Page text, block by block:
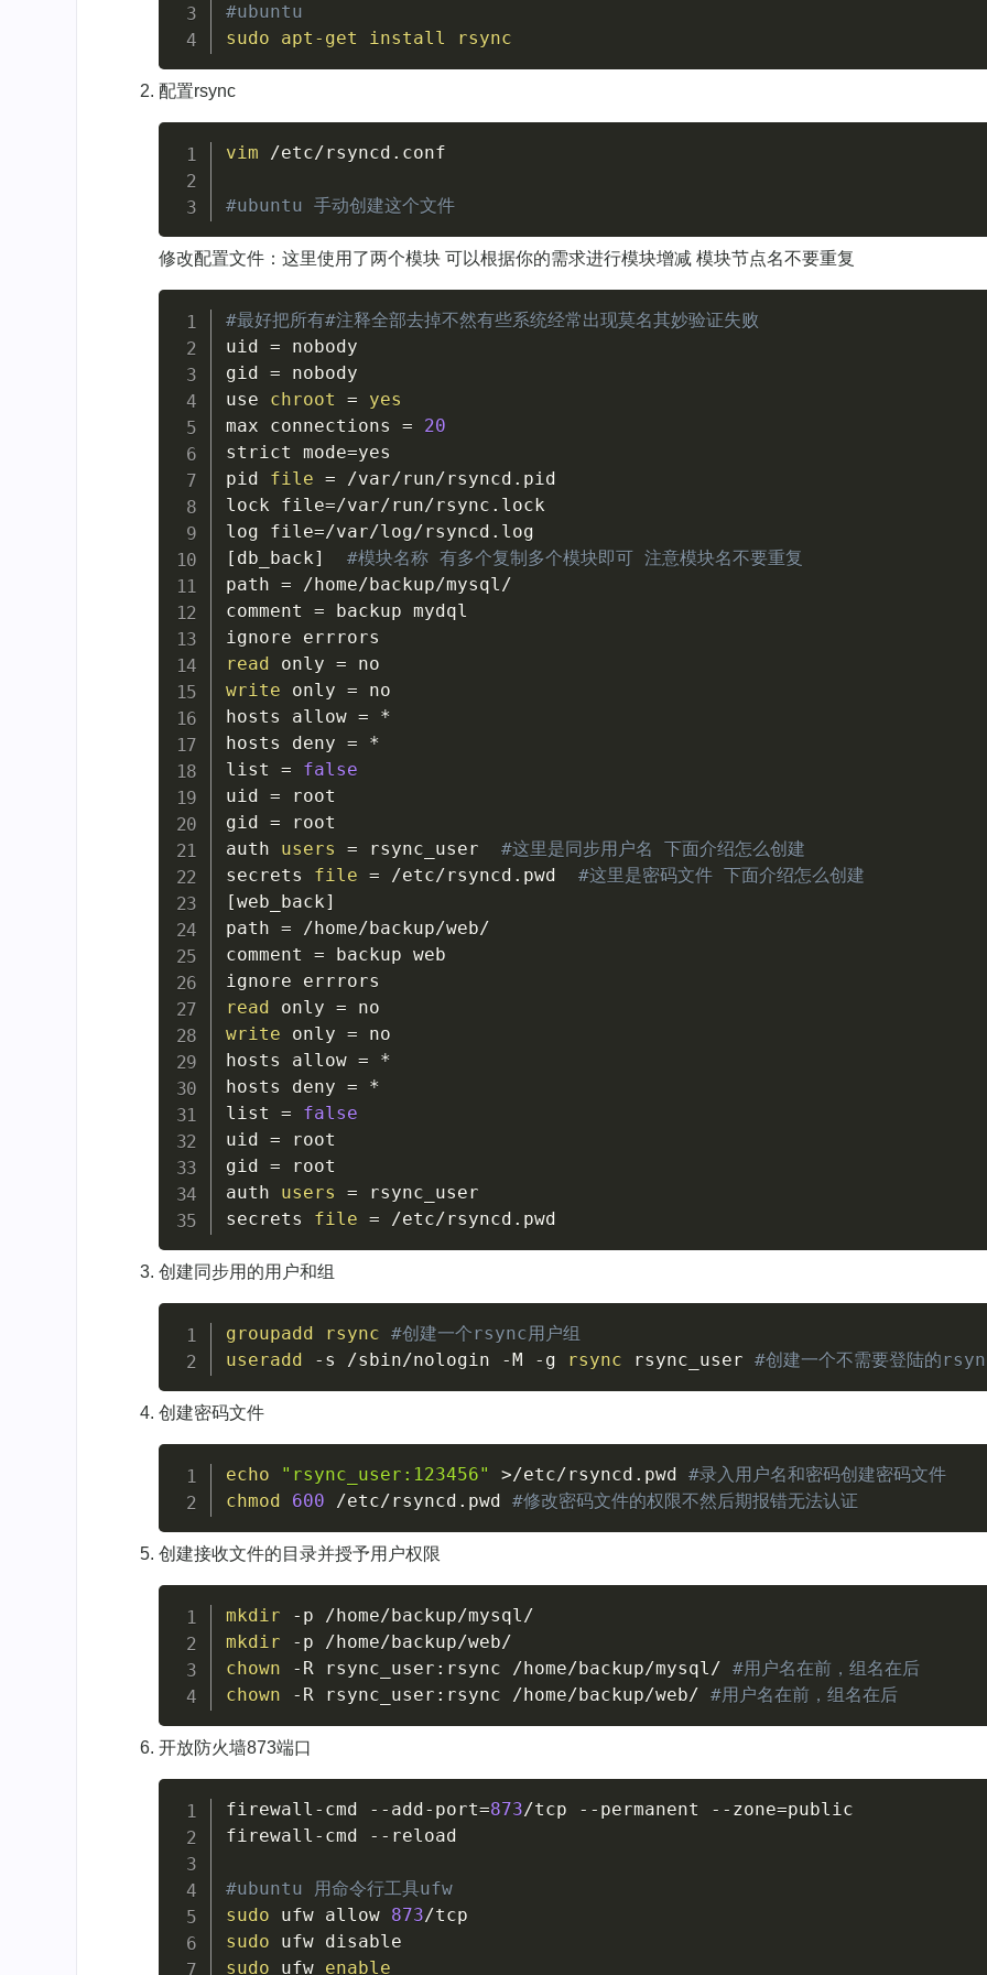
#ubuntu
sudo
apt-get install rsync
配置rsync
vim /etc/rsyncd.conf
#ubuntu 手动创建这个文件
修改配置文件：这里使用了两个模块 可以根据你的需求进行模块增减 模块节点名不要重复
#最好把所有#注释全部去掉不然有些系统经常出现莫名其妙验证失败
uid = nobody
gid = nobody
use chroot =
yes
max connections =
20
strict mode=yes
pid file = /var/run/rsyncd.pid
lock file=/var/run/rsync.lock
log file=
[ db_back]
#模块名称 有多个复制多个模块即可 注意模块名不要重复
path = /home/backup/mysql/
comment = backup mydql
read only =
write only = no
hosts allow = *
hosts deny = *
list =
false
uid = root
gid = root
auth users = rsync_user #这里是同步用户名 下面介绍怎么创建
secrets file = /etc/rsyncd.pwd #这里是密码文件 下面介绍怎么创建
[web_back]
path = /home/backup/web/
comment = backup web
read only =
write only = no
hosts allow = *
hosts deny = *
list =
false
uid = root
gid = root
auth users = rsync_user
secrets file = /etc/rsyncd.pwd
创建同步用的用户和组
groupadd rsync #创建一个rsync用户组
useradd
-s /sbin/nologin -M -g rsync rsync_user #创建一个不需要登陆的
创建密码文件
echo "rsync_user:123456" >/etc/rsyncd.pwd #录入用户名和密码创建密码文件
chmod
600 /etc/rsyncd.pwd #修改密码文件的权限不然后期报错无法认证
创建接收文件的目录并授予用户权限
mkdir -p
mkdir
-p
chown
-R rsync_user:rsync /home/backup/mysql/ #用户名在前，组名在后
chown
-R rsync_user:rsync /home/backup/web/ #用户名在前，组名在后
开放防火墙873端口
firewall-cmd --add-port=873/tcp --permanent --zone=public
firewall-cmd
--reload
#ubuntu 用命令行工具ufw
sudo ufw allow 873
sudo
sudo ufw enable